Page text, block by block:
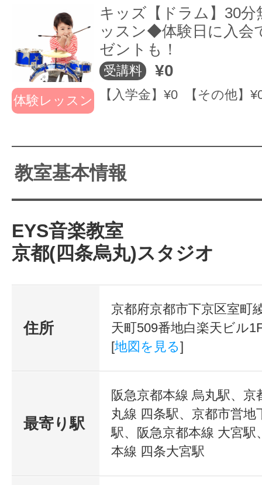
体験レッスン
キッズ【ドラム】30分
ッスン◆体験日に入会
ゼントも！
受講料 ¥0
【入学金】¥0 【その他】
教室基本情報
EYS音楽教室
京都(四条烏丸)スタジオ
住所
京都府京都市下京区室町
天町509番地白楽天ビル
[地図を見る]
最寄り駅
阪急京都本線 烏丸駅、京
丸線 四条駅、京都市営地
駅、阪急京都本線 大宮駅
本線 四条大宮駅